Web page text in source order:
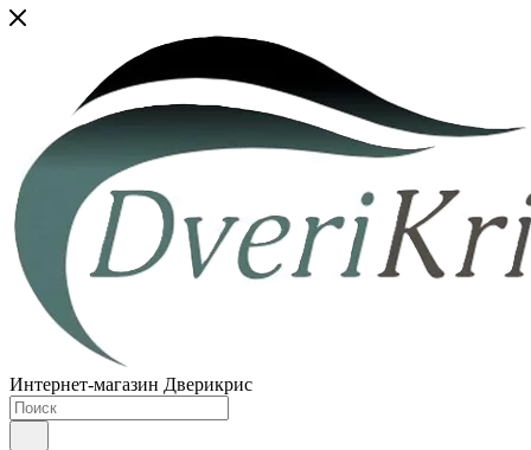
Интернет-магазин Дверикрис